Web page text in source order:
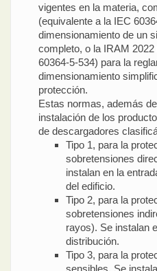
vigentes en la materia,
(equivalente a la IEC
dimensionamiento de un
completo, o la IRAM
60364-5-534) para la
dimensionamiento
protección.
Estas normas, además
instalación de los
de descargadores
Tipo 1, para la
sobretensiones
instalan en la
del edificio.
Tipo 2, para la
sobretensiones
rayos). Se instalan
distribución.
Tipo 3, para la
sensibles. Se